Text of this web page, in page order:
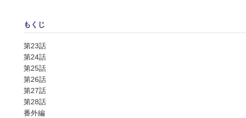
もくじ
第23話
第24話
第25話
第26話
第27話
第28話
番外編